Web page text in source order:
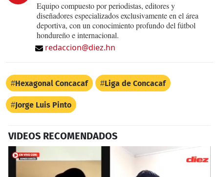
Equipo compuesto por periodistas, editores y
diseñadores especializados exclusivamente en el área
deportiva, con un conocimiento profundo del fútbol
hondureño e internacional.
redaccion@diez.hn
Hexagonal Concacaf Liga de Concacaf
Jorge Luis Pinto
VIDEOS RECOMENDADOS